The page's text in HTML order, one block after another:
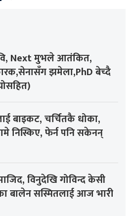
Next मुभले आतंकित,
झमेला,PhD बेच्दै
बाइकट, चर्चितकै धोका,
निस्किए, फेर्न पनि सकेनन्
विनुदेखि गोविन्द केसी
बालेन सस्मितलाई आज भारी